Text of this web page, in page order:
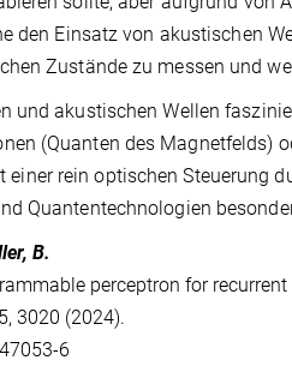
den Einsatz von akustischen
Zustände zu messen und
und akustischen Wellen
(Quanten des Magnetfelds)
rein optischen Steuerung
Quantentechnologien
B.
perceptron for
3020 (2024).
6